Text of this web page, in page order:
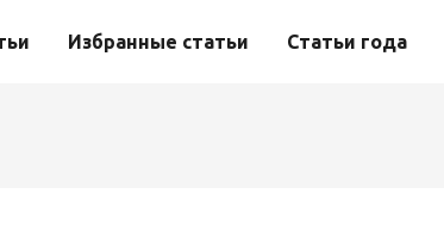
Избранные статьи Статьи года